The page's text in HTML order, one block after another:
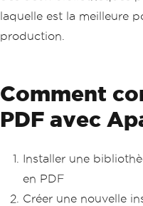
laquelle est la meilleure
production.
Comment
PDF avec
Installer une
en PDF
Créer une nouvelle